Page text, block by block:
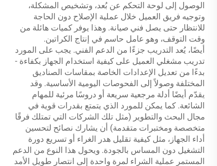
الوصول إلى لوحة التحكم عن بُعد، وتشخيص المشكلة،
وتوجيه فريق العميل خلال عملية الإصلاح دون الحاجة
للانتظار حتى يصل فني صيانة. وهذا يوفر كميات هائلة من
وقت التوقف، وهو عامل حاسم في إنتاج الكراتين.
أيضًا، يُعد التدريب جزءًا من الدعم الفني. يجب على المورد
تدريب مشغلي العميل على كيفية استخدام الجهاز بكفاءة -
بدءًا من تعديل الإعدادات الخاصة بمقاسات الصناديق
المختلفة وصولاً إلى الفحوصات اليومية الأساسية. وقد
يقدّم أيضًا أدلة مرجعية سريعة أو دروسًا مرئية للمهام
الشائعة. كما يمكن للمورد الذي يتمتع بقدرات قوية في
مجال البحث والتطوير (مثل تلك الشركات التي تمتلك فرقًا
متخصصة ومختبرات متقدمة) أن يشارك نصائح لتحسين
أداء الجهاز، مثل كيفية تقليل هدر الغراء أو تسريع دورة
التشغيل دون المساس بالجودة. ويحول هذا النوع من الدعم
المستمر عملية الشراء لمرة واحدة إلى انتصار طويل الأمد